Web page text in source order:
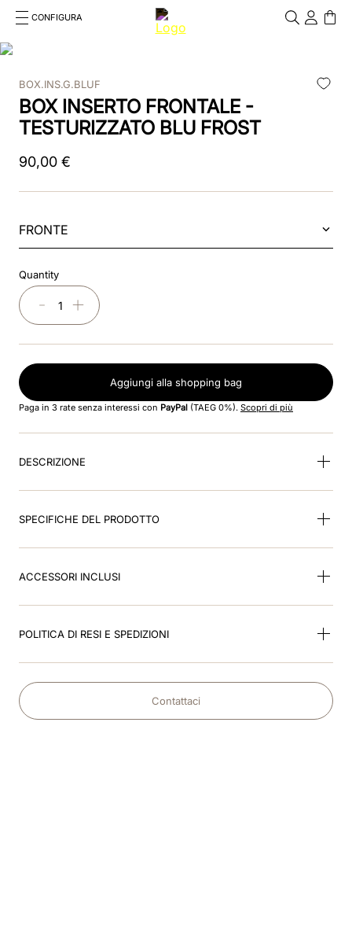
CONFIGURA
Cosa stai cercando?
1.kep cromo 2 0
2 helmet
3.kep
4.smart nova
6.
7.casco
8.smart
BOX.INS.G.BLUF
BOX INSERTO FRONTALE -
TESTURIZZATO BLU FROST
90,00 €
FRONTE
Quantity
＋
－
Aggiungi alla shopping bag
Paga in 3 rate senza interessi con PayPal (TAEG 0%). Scopri di più
DESCRIZIONE
SPECIFICHE DEL PRODOTTO
ACCESSORI INCLUSI
POLITICA DI RESI E SPEDIZIONI
Contattaci